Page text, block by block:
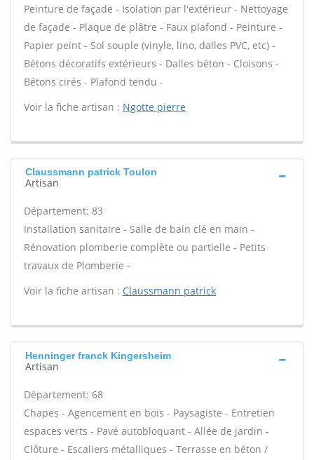
Peinture de façade - Isolation par l'extérieur - Nettoyage
de façade - Plaque de plâtre - Faux plafond - Peinture -
Papier peint - Sol souple (vinyle, lino, dalles PVC, etc) -
Bétons décoratifs extérieurs - Dalles béton - Cloisons -
Bétons cirés - Plafond tendu -
Voir la fiche artisan : Ngotte pierre
Claussmann patrick Toulon
Artisan
Département: 83
Installation sanitaire - Salle de bain clé en main -
Rénovation plomberie complète ou partielle - Petits
travaux de Plomberie -
Voir la fiche artisan : Claussmann patrick
Henninger franck Kingersheim
Artisan
Département: 68
Chapes - Agencement en bois - Paysagiste - Entretien
espaces verts - Pavé autobloquant - Allée de jardin -
Clôture - Escaliers métalliques - Terrasse en béton /